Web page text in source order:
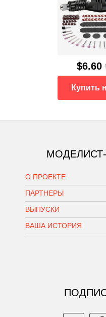
$6.60
Купить
О ПРОЕКТЕ
ПАРТНЕРЫ
ВЫПУСКИ
ВАША ИСТОРИЯ